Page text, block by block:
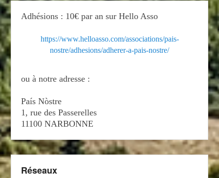
Adhésions : 10€ par an sur Hello Asso
https://www.helloasso.com/associations/pais-
nostre/adhesions/adherer-a-pais-nostre/
ou à notre adresse :
País Nòstre
1, rue des Passerelles
11100 NARBONNE
Réseaux